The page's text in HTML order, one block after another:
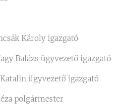
Károly igazgató
Balázs ügyvezető igazgató
ügyvezető igazgató
polgármester